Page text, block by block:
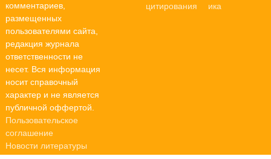
комментариев,
размещенных
пользователями сайта,
редакция журнала
ответственности не
несет. Вся информация
носит справочный
характер и не является
публичной оффертой.
Пользовательское
соглашение
Новости литературы